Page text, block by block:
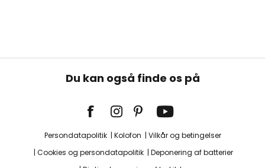
Du kan også finde os på
Persondatapolitik Kolofon
Vilkår og betingelser
Cookies og persondatapolitik
Deponering af batterier